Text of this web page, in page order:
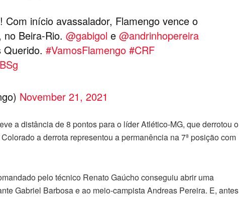
Com início avassalador, Flamengo vence o
Beira-Rio. @gabigol e @andrinhopereira
#VamosFlamengo #CRF
November 21, 2021
a distância de 8 pontos para o líder Atlético-MG, que derrotou o
a derrota representou a permanência na 7ª posição com
pelo técnico Renato Gaúcho conseguiu abrir uma
Gabriel Barbosa e ao meio-campista Andreas Pereira. E, antes